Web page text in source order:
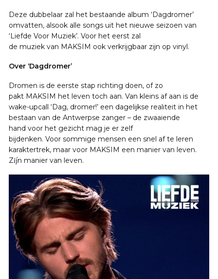
Deze dubbelaar zal het bestaande album ‘Dagdromer’
omvatten, alsook alle songs uit het nieuwe seizoen van
‘Liefde Voor Muziek’. Voor het eerst zal
de muziek van MAKSIM ook verkrijgbaar zijn op vinyl.
Over ‘Dagdromer’
Dromen is de eerste stap richting doen, of zo
pakt MAKSIM het leven toch aan. Van kleins af aan is de
wake-upcall ‘Dag, dromer!’ een dagelijkse realiteit in het
bestaan van de Antwerpse zanger – de zwaaiende
hand voor het gezicht mag je er zelf
bijdenken. Voor sommige mensen een snel af te leren
karaktertrek, maar voor MAKSIM een manier van leven.
Zíj́n manier van leven.